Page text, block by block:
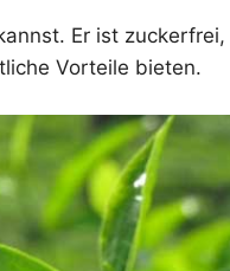
Er ist zuckerfrei,
Vorteile bieten.